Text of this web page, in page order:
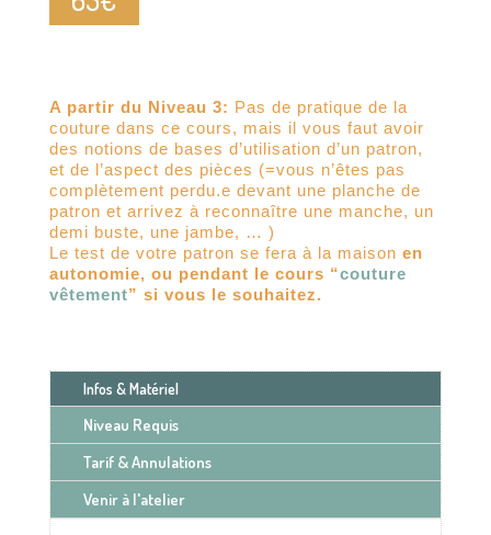
A partir du Niveau 3: Pas de pratique de la
couture dans ce cours, mais il vous faut avoir
des notions de bases d’utilisation d’un patron,
et de l’aspect des pièces (=vous n’êtes pas
complètement perdu.e devant une planche de
patron et arrivez à reconnaître une manche, un
demi buste, une jambe, … )
Le test de votre patron se fera à la maison en
autonomie, ou pendant le cours “couture
vêtement” si vous le souhaitez.
Infos & Matériel
Niveau Requis
Tarif & Annulations
Venir à l'atelier